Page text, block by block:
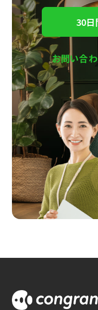
30日
お問い合